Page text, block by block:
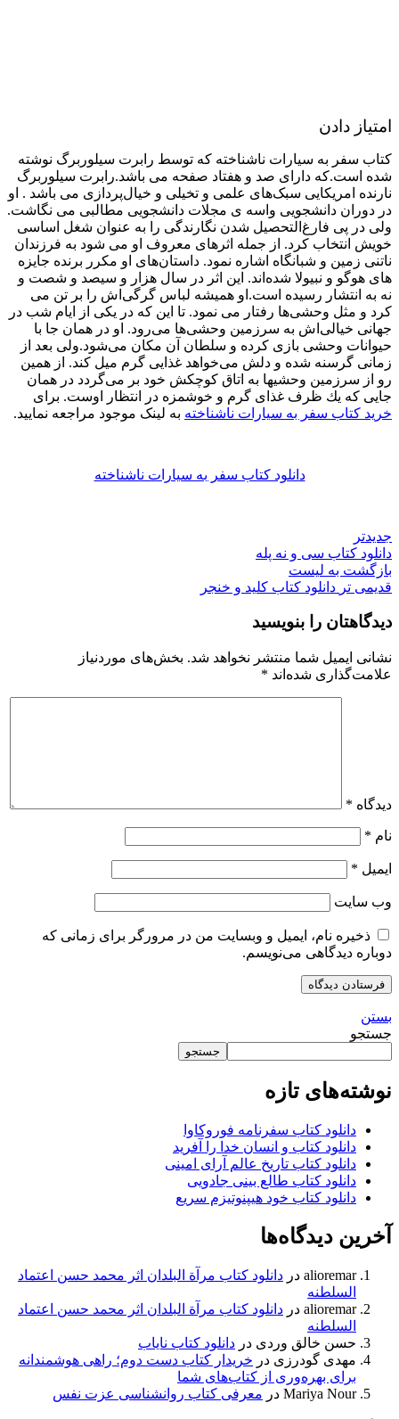
امتیاز دادن
کتاب سفر به سیارات ناشناخته که توسط رابرت سیلوربرگ نوشته
شده است.که دارای صد و هفتاد صفحه می باشد.رابرت سیلوربرگ
نارنده امریکایی سبک‌های علمی و تخیلی و خیال‌پردازی می باشد . او
در دوران دانشجویی واسه ی مجلات دانشجویی مطالبی می نگاشت.
ولی در پی فارغ‌التحصیل شدن نگارندگی را به عنوان شغل اساسی
خویش انتخاب کرد. از جمله اثرهای معروف او می شود به فرزندان
ناتنی زمین و شبانگاه اشاره نمود. داستان‌های او مکرر برنده جایزه
های هوگو و نبیولا شده‌اند. این اثر در سال هزار و سیصد و شصت و
نه به انتشار رسیده است.او همیشه لباس گرگی‌اش را بر تن می
کرد و مثل وحشی‌ها رفتار می نمود. تا این كه در یکی از ایام شب در
جهانی خیالی‌اش به سرزمین وحشی‌ها می‌رود. او در همان جا با
حیوانات وحشی بازی کرده و سلطان آن مکان می‌شود.ولی بعد از
زمانی گرسنه شده و دلش می‌خواهد غذایی گرم میل کند. از همین
رو از سرزمین وحشیها به اتاق كوچكش خود بر می‌گردد در همان
جایی كه یك ظرف غذای گرم و خوشمزه در انتظار اوست. برای
خرید کتاب سفر به سیارات ناشناخته به لینک موجود مراجعه نمایید.
دانلود کتاب سفر به سیارات ناشناخته
جدیدتر
دانلود کتاب سی و نه پله
بازگشت به لیست
قدیمی تر دانلود کتاب کلید و خنجر
دیدگاهتان را بنویسید
نشانی ایمیل شما منتشر نخواهد شد. بخش‌های موردنیاز
علامت‌گذاری شده‌اند *
دیدگاه *
نام *
ایمیل *
وب‌ سایت
ذخیره نام، ایمیل و وبسایت من در مرورگر برای زمانی که
دوباره دیدگاهی می‌نویسم.
بستن
جستجو
جستجو
نوشته‌های تازه
دانلود کتاب سفرنامه فوروکاوا
دانلود کتاب و انسان خدا را آفرید
دانلود کتاب تاریخ عالم آرای امینی
دانلود کتاب طالع بینی جادویی
دانلود کتاب خود هیپنوتیزم سریع
آخرین دیدگاه‌ها
alioremar در دانلود کتاب مرآة البلدان اثر محمد حسن اعتماد
السلطنه
alioremar در دانلود کتاب مرآة البلدان اثر محمد حسن اعتماد
السلطنه
حسن خالق وردی در دانلود کتاب نایاب
مهدی گودرزی در خریدار کتاب دست دوم؛ راهی هوشمندانه
برای بهره‌وری از کتاب‌های شما
Mariya Nour در معرفی کتاب روانشناسی عزت نفس